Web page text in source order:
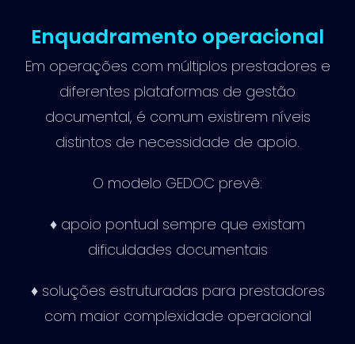
Enquadramento operacional
Em operações com múltiplos prestadores e
diferentes plataformas de gestão
documental, é comum existirem níveis
distintos de necessidade de apoio.
O modelo GEDOC prevê:
♦ apoio pontual sempre que existam
dificuldades documentais
♦ soluções estruturadas para prestadores
com maior complexidade operacional